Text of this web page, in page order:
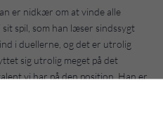
er nidkær om at vinde alle
spil, som han læser sindssygt
i duellerne, og det er utrolig
sig utrolig meget på det
vi har på den position. Han er
forklarer han om Christian